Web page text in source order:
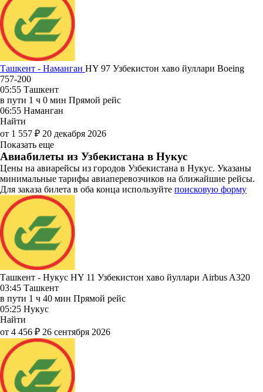
Ташкент - Наманган HY 97 Узбекистон хаво йуллари Boeing
757-200
05:55 Ташкент
в пути 1 ч 0 мин Прямой рейс
06:55 Наманган
Найти
от 1 557 ₽ 20 декабря 2026
Показать еще
Авиабилеты из Узбекистана в Нукус
Цены на авиарейсы из городов Узбекистана в Нукус. Указаны
минимальные тарифы авиаперевозчиков на ближайшие рейсы.
Для заказа билета в оба конца используйте поисковую форму
Ташкент - Нукус HY 11 Узбекистон хаво йуллари Airbus A320
03:45 Ташкент
в пути 1 ч 40 мин Прямой рейс
05:25 Нукус
Найти
от 4 456 ₽ 26 сентября 2026